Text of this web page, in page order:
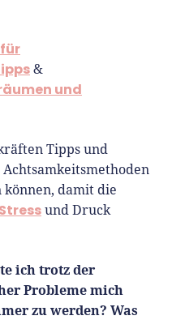
&
und
Tipps und
damit die
Stress und Druck
ich trotz der
Probleme mich
zu werden? Was